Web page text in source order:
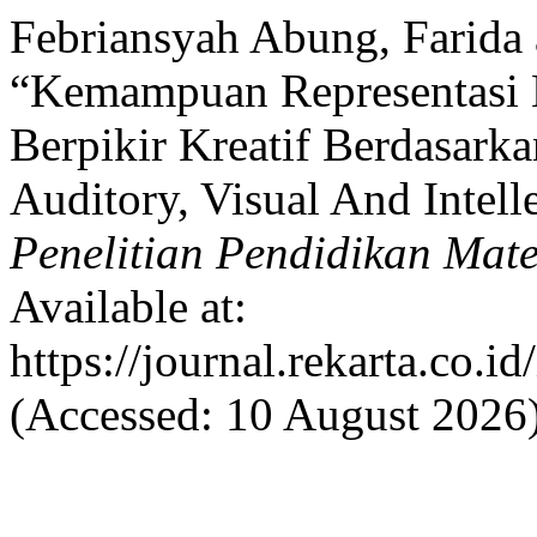
Febriansyah Abung,
“Kemampuan
Berpikir Kreatif
Auditory, Visual And
Penelitian Pendidikan
Available at:
https://
(Accessed: 10 August